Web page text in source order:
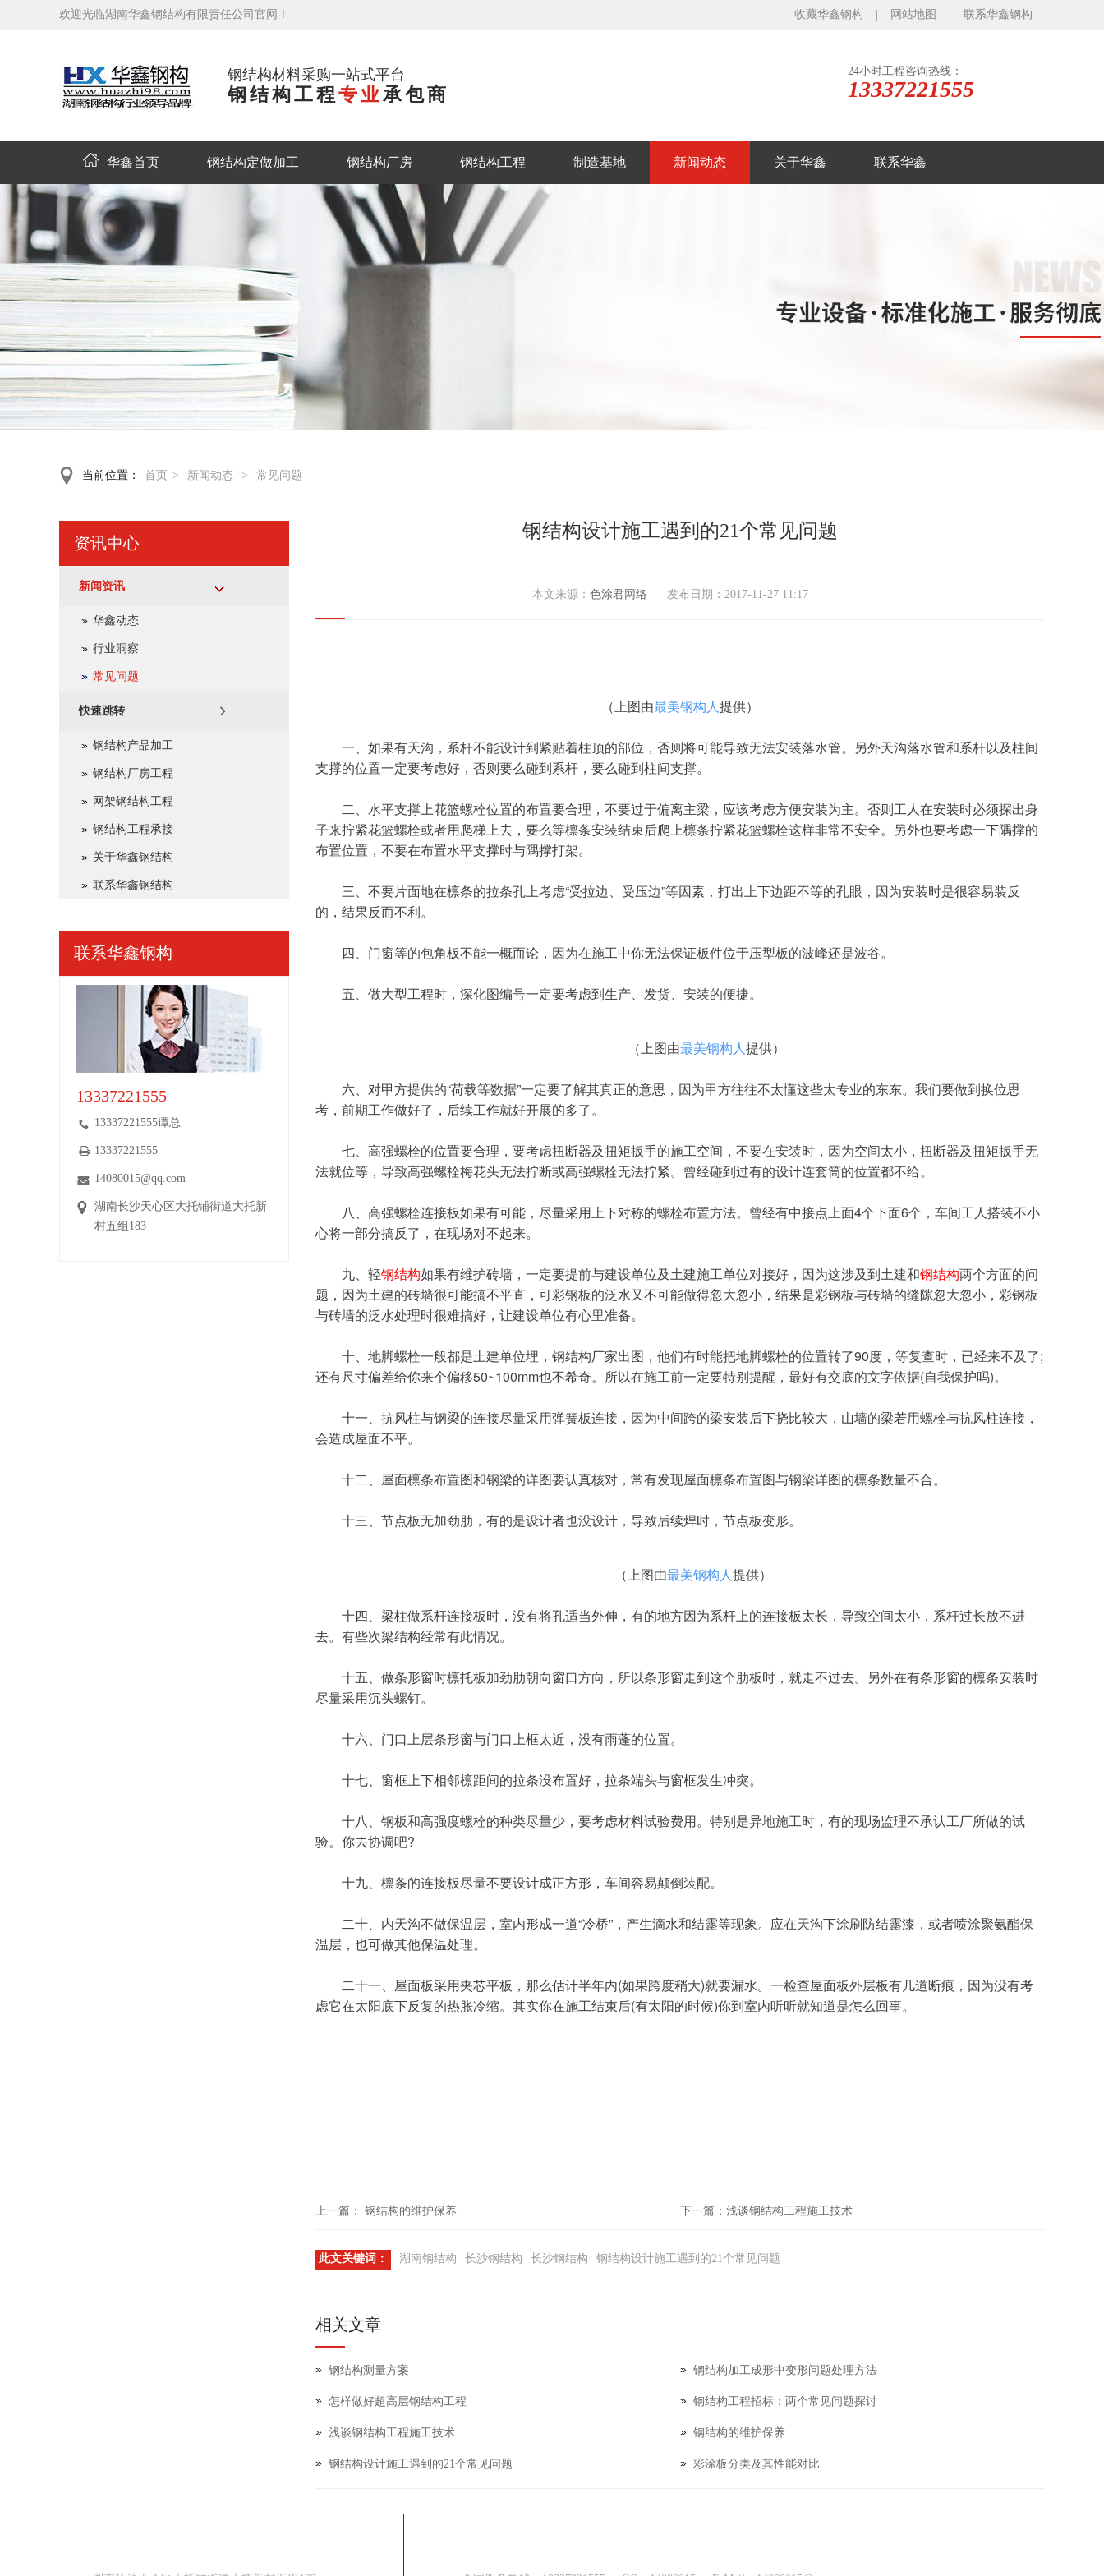
收藏华鑫钢构 网站地图 联系华鑫钢构
欢迎光临湖南华鑫钢结构有限责任公司官网！
24小时工程咨询热线：
13337221555
钢结构材料采购一站式平台
钢结构工程专业承包商
华鑫首页 钢结构定做加工 钢结构厂房 钢结构工程 制造基地 新闻动态 关于华鑫 联系华鑫
当前位置： 首页 > 新闻动态 > 常见问题
钢结构设计施工遇到的21个常见问题
本文来源： 色涂君网络 发布日期： 2017-11-27 11:17
（上图由最美钢构人提供）
一、如果有天沟，系杆不能设计到紧贴着柱顶的部位，否则将可能导致无法安装落水管。另外天沟落水管和系杆以及柱间
支撑的位置一定要考虑好，否则要么碰到系杆，要么碰到柱间支撑。
二、水平支撑上花篮螺栓位置的布置要合理，不要过于偏离主梁，应该考虑方便安装为主。否则工人在安装时必须探出身
子来拧紧花篮螺栓或者用爬梯上去，要么等檩条安装结束后爬上檩条拧紧花篮螺栓这样非常不安全。另外也要考虑一下隅撑的
布置位置，不要在布置水平支撑时与隅撑打架。
三、不要片面地在檩条的拉条孔上考虑“受拉边、受压边”等因素，打出上下边距不等的孔眼，因为安装时是很容易装反
的，结果反而不利。
四、门窗等的包角板不能一概而论，因为在施工中你无法保证板件位于压型板的波峰还是波谷。
五、做大型工程时，深化图编号一定要考虑到生产、发货、安装的便捷。
（上图由最美钢构人提供）
六、对甲方提供的“荷载等数据”一定要了解其真正的意思，因为甲方往往不太懂这些太专业的东东。我们要做到换位思
考，前期工作做好了，后续工作就好开展的多了。
七、高强螺栓的位置要合理，要考虑扭断器及扭矩扳手的施工空间，不要在安装时，因为空间太小，扭断器及扭矩扳手无
法就位等，导致高强螺栓梅花头无法拧断或高强螺栓无法拧紧。曾经碰到过有的设计连套筒的位置都不给。
八、高强螺栓连接板如果有可能，尽量采用上下对称的螺栓布置方法。曾经有中接点上面4个下面6个，车间工人搭装不小
心将一部分搞反了，在现场对不起来。
九、轻钢结构如果有维护砖墙，一定要提前与建设单位及土建施工单位对接好，因为这涉及到土建和钢结构两个方面的问
题，因为土建的砖墙很可能搞不平直，可彩钢板的泛水又不可能做得忽大忽小，结果是彩钢板与砖墙的缝隙忽大忽小，彩钢板
与砖墙的泛水处理时很难搞好，让建设单位有心里准备。
十、地脚螺栓一般都是土建单位埋，钢结构厂家出图，他们有时能把地脚螺栓的位置转了90度，等复查时，已经来不及了;
还有尺寸偏差给你来个偏移50~100mm也不希奇。所以在施工前一定要特别提醒，最好有交底的文字依据(自我保护吗)。
十一、抗风柱与钢梁的连接尽量采用弹簧板连接，因为中间跨的梁安装后下挠比较大，山墙的梁若用螺栓与抗风柱连接，
会造成屋面不平。
十二、屋面檩条布置图和钢梁的详图要认真核对，常有发现屋面檩条布置图与钢梁详图的檩条数量不合。
十三、节点板无加劲肋，有的是设计者也没设计，导致后续焊时，节点板变形。
（上图由最美钢构人提供）
十四、梁柱做系杆连接板时，没有将孔适当外伸，有的地方因为系杆上的连接板太长，导致空间太小，系杆过长放不进
去。有些次梁结构经常有此情况。
十五、做条形窗时檩托板加劲肋朝向窗口方向，所以条形窗走到这个肋板时，就走不过去。另外在有条形窗的檩条安装时
尽量采用沉头螺钉。
十六、门口上层条形窗与门口上框太近，没有雨蓬的位置。
十七、窗框上下相邻檩距间的拉条没布置好，拉条端头与窗框发生冲突。
十八、钢板和高强度螺栓的种类尽量少，要考虑材料试验费用。特别是异地施工时，有的现场监理不承认工厂所做的试
验。你去协调吧?
十九、檩条的连接板尽量不要设计成正方形，车间容易颠倒装配。
二十、内天沟不做保温层，室内形成一道“冷桥”，产生滴水和结露等现象。应在天沟下涂刷防结露漆，或者喷涂聚氨酯保
温层，也可做其他保温处理。
二十一、屋面板采用夹芯平板，那么估计半年内(如果跨度稍大)就要漏水。一检查屋面板外层板有几道断痕，因为没有考
虑它在太阳底下反复的热胀冷缩。其实你在施工结束后(有太阳的时候)你到室内听听就知道是怎么回事。
上一篇： 钢结构的维护保养 下一篇：浅谈钢结构工程施工技术
此文关键词： 湖南钢结构 长沙钢结构 长沙钢结构 钢结构设计施工遇到的21个常见问题
相关文章
钢结构测量方案 钢结构加工成形中变形问题处理方法
怎样做好超高层钢结构工程 钢结构工程招标：两个常见问题探讨
浅谈钢结构工程施工技术 钢结构的维护保养
钢结构设计施工遇到的21个常见问题 彩涂板分类及其性能对比
资讯中心
新闻资讯
华鑫动态
行业洞察
常见问题
快速跳转
钢结构产品加工
钢结构厂房工程
网架钢结构工程
钢结构工程承接
关于华鑫钢结构
联系华鑫钢结构
联系华鑫钢构
13337221555
13337221555谭总
13337221555
14080015@qq.com
湖南长沙天心区大托铺街道大托新
村五组183